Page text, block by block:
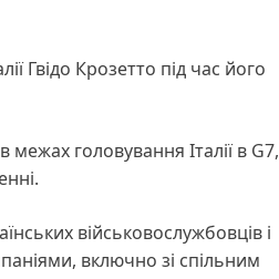
Гвідо Крозетто під час його
межах головування Італії в G7,
військовослужбовців і
включно зі спільним